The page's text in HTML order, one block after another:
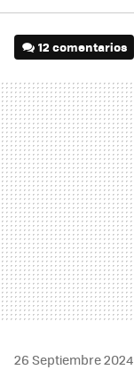
12 comentarios
26 Septiembre 2024